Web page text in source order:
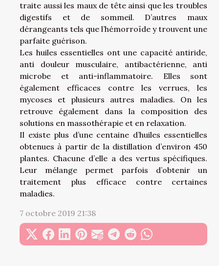
traite aussi les maux de tête ainsi que les troubles
digestifs et de sommeil. D’autres maux
dérangeants tels que l’hémorroïde y trouvent une
parfaite guérison.
Les huiles essentielles ont une capacité antiride,
anti douleur musculaire, antibactérienne, anti
microbe et anti-inflammatoire. Elles sont
également efficaces contre les verrues, les
mycoses et plusieurs autres maladies. On les
retrouve également dans la composition des
solutions en massothérapie et en relaxation.
Il existe plus d’une centaine d’huiles essentielles
obtenues à partir de la distillation d’environ 450
plantes. Chacune d’elle a des vertus spécifiques.
Leur mélange permet parfois d’obtenir un
traitement plus efficace contre certaines
maladies.
7 octobre 2019 21:38